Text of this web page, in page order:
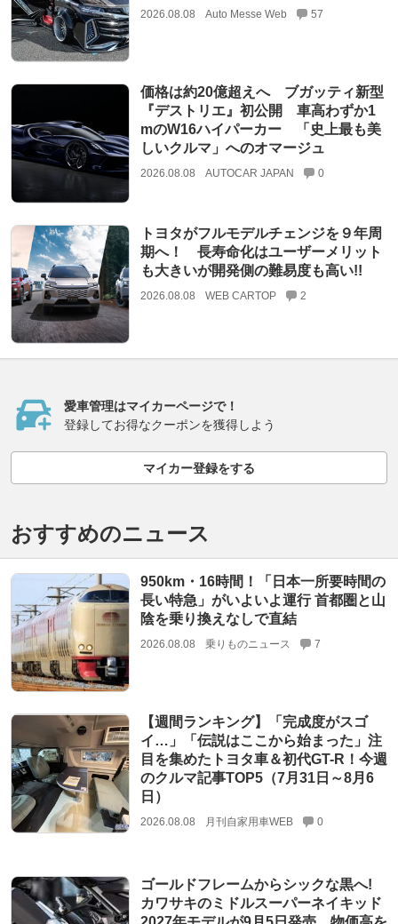
2026.08.08 Auto Messe Web 57
価格は約20億超えへ ブガッティ新型
『デストリエ』初公開 車高わずか1
mのW16ハイパーカー 「史上最も美
しいクルマ」へのオマージュ
2026.08.08 AUTOCAR JAPAN 0
トヨタがフルモデルチェンジを９年周
期へ！ 長寿命化はユーザーメリット
も大きいが開発側の難易度も高い!!
2026.08.08 WEB CARTOP 2
愛車管理はマイカーページで！
登録してお得なクーポンを獲得しよう
マイカー登録をする
おすすめのニュース
950km・16時間！「日本一所要時間の
長い特急」がいよいよ運行 首都圏と山
陰を乗り換えなしで直結
2026.08.08 乗りものニュース 7
【週間ランキング】「完成度がスゴ
イ…」「伝説はここから始まった」注
目を集めたトヨタ車＆初代GT-R！今週
のクルマ記事TOP5（7月31日～8月6
日）
2026.08.08 月刊自家用車WEB 0
ゴールドフレームからシックな黒へ!
カワサキのミドルスーパーネイキッド